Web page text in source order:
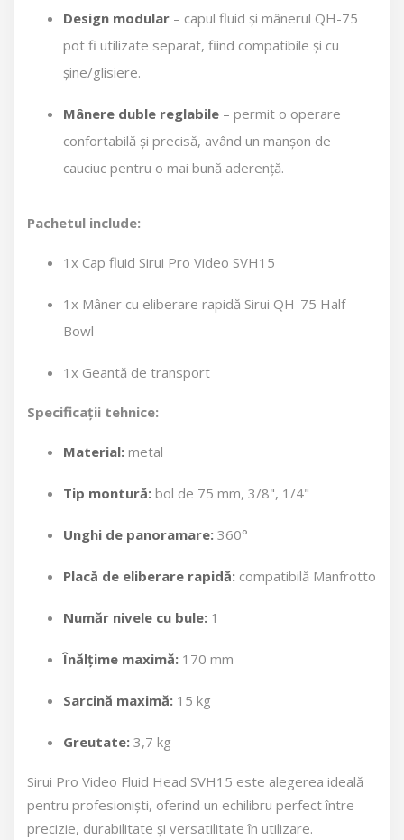
Design modular – capul fluid și mânerul QH-75
pot fi utilizate separat, fiind compatibile și cu
șine/glisiere.
Mânere duble reglabile – permit o operare
confortabilă și precisă, având un manșon de
cauciuc pentru o mai bună aderență.
Pachetul include:
1x Cap fluid Sirui Pro Video SVH15
1x Mâner cu eliberare rapidă Sirui QH-75 Half-
Bowl
1x Geantă de transport
Specificații tehnice:
Material: metal
Tip montură: bol de 75 mm, 3/8", 1/4"
Unghi de panoramare: 360°
Placă de eliberare rapidă: compatibilă Manfrotto
Număr nivele cu bule: 1
Înălțime maximă: 170 mm
Sarcină maximă: 15 kg
Greutate: 3,7 kg
Sirui Pro Video Fluid Head SVH15 este alegerea ideală
pentru profesioniști, oferind un echilibru perfect între
precizie, durabilitate și versatilitate în utilizare.